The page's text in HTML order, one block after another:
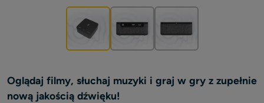
Oglądaj filmy, słuchaj muzyki i graj w gry z zupełnie
nową jakością dźwięku!